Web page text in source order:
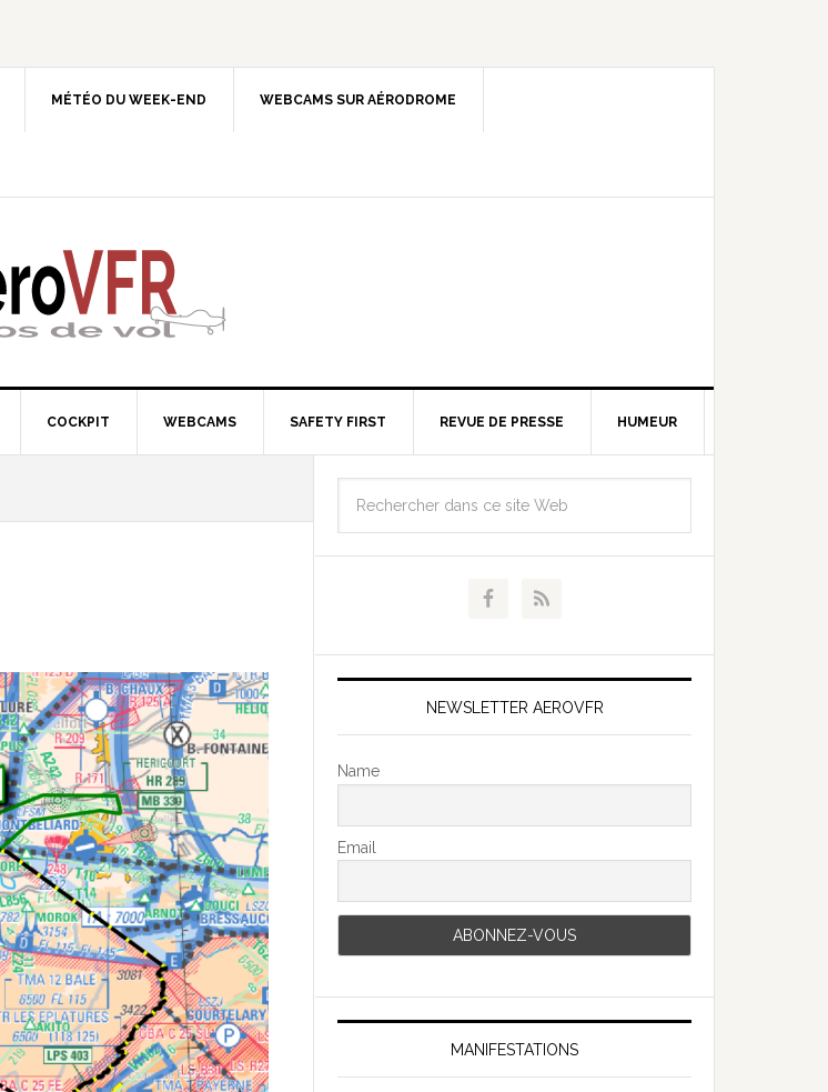
MÉTÉO DU WEEK-END WEBCAMS SUR AÉRODROME
COCKPIT WEBCAMS SAFETY FIRST REVUE DE PRESSE HUMEUR
NEWSLETTER AEROVFR
Name
Email
MANIFESTATIONS